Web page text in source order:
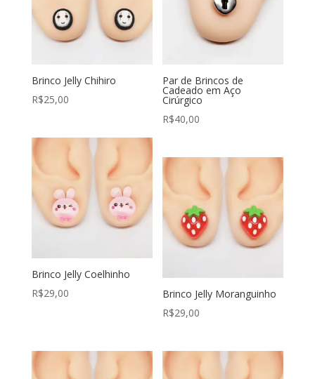
Brinco Jelly Chihiro
R$25,00
Par de Brincos de
Cadeado em Aço
Cirúrgico
R$40,00
Brinco Jelly Coelhinho
R$29,00
Brinco Jelly Moranguinho
R$29,00